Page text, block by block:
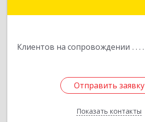
Клиентов на сопровождении
Отправить заявку
Показать контакты
Отправить заявку
Назад